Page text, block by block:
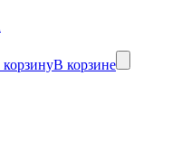
В корзине